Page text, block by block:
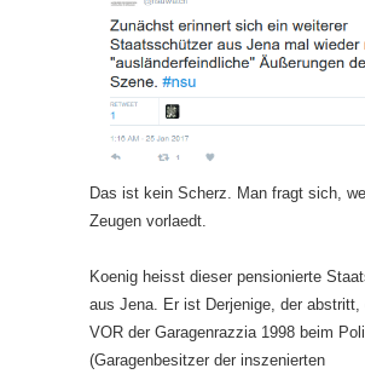
Das ist kein Scherz. Man fragt sich,
Zeugen vorlaedt.
Koenig heisst dieser pensionierte
aus Jena. Er ist Derjenige, der abstritt,
VOR der Garagenrazzia 1998 beim
(Garagenbesitzer der inszenierten